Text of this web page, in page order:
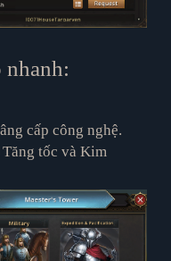
nhanh:
cấp công nghệ.
tốc và Kim